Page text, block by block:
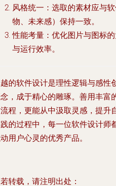
风格统一 ：选取的素材应与
物、未来感）保持一致。
性能考量 ：优化图片与图标
与运行效率。
的软件设计是理性逻辑与感性
，成于精心的雕琢。善用丰富
程，更能从中汲取灵感，提升
的过程中，每一位软件设计师
用户心灵的优秀产品。
转载，请注明出处：